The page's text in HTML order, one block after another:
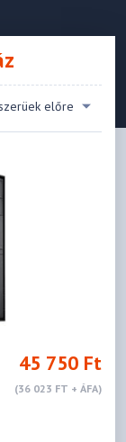
előre
45 750 Ft
(36 023 FT + ÁFA)